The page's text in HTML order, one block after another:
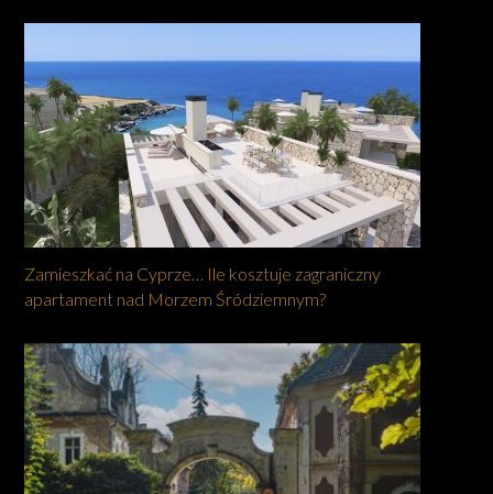
Zamieszkać na Cyprze… Ile kosztuje zagraniczny
apartament nad Morzem Śródziemnym?